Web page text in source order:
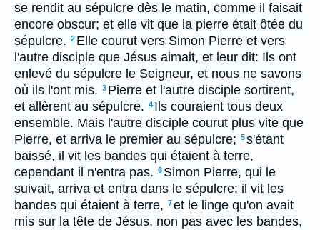
se rendit au sépulcre dès le matin, comme il faisait
encore obscur; et elle vit que la pierre était ôtée du
sépulcre. 2 Elle courut vers Simon Pierre et vers
l'autre disciple que Jésus aimait, et leur dit: Ils ont
enlevé du sépulcre le Seigneur, et nous ne savons
où ils l'ont mis. 3 Pierre et l'autre disciple sortirent,
et allèrent au sépulcre. 4 Ils couraient tous deux
ensemble. Mais l'autre disciple courut plus vite que
Pierre, et arriva le premier au sépulcre; 5s'étant
baissé, il vit les bandes qui étaient à terre,
cependant il n'entra pas. 6 Simon Pierre, qui le
suivait, arriva et entra dans le sépulcre; il vit les
bandes qui étaient à terre, 7et le linge qu'on avait
mis sur la tête de Jésus, non pas avec les bandes,